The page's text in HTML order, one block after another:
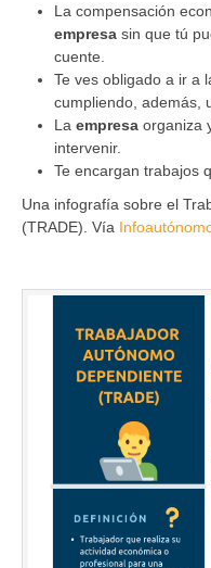
La compensación
empresa sin que tú
cuente.
Te ves obligado a ir a
cumpliendo, además,
La empresa organiza
intervenir.
Te encargan trabajos
Una infografía sobre el
(TRADE). Vía